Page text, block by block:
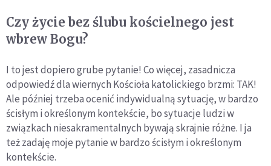
Czy życie bez ślubu kościelnego jest
wbrew Bogu?
I to jest dopiero grube pytanie! Co więcej, zasadnicza
odpowiedź dla wiernych Kościoła katolickiego brzmi: TAK!
Ale później trzeba ocenić indywidualną sytuację, w bardzo
ścisłym i określonym kontekście, bo sytuacje ludzi w
związkach niesakramentalnych bywają skrajnie różne. I ja
też zadaję moje pytanie w bardzo ścisłym i określonym
kontekście.